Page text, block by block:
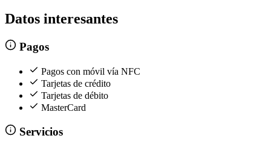
Datos interesantes
Pagos
Pagos con móvil vía NFC
Tarjetas de crédito
Tarjetas de débito
MasterCard
Servicios